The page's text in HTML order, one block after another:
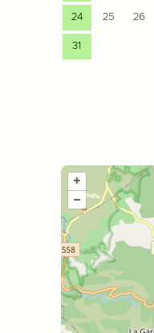
24 25 26
31
+
–